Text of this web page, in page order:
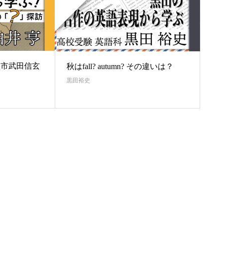
武田信玄
秋はfall? autumn? その違いは？
黒田裕史